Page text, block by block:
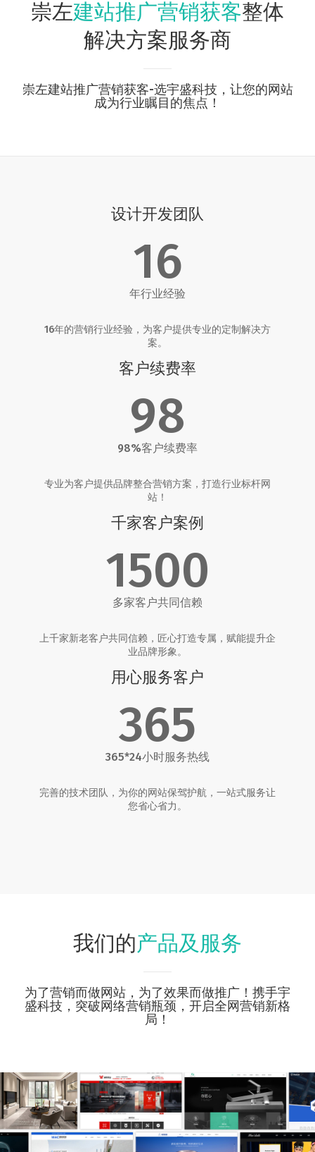
崇左建站推广营销获客整体
解决方案服务商
崇左建站推广营销获客-选宇盛科技，让您的网站
成为行业瞩目的焦点！
设计开发团队
16
年行业经验
16年的营销行业经验，为客户提供专业的定制解决方
案。
客户续费率
98
98%客户续费率
专业为客户提供品牌整合营销方案，打造行业标杆网
站！
千家客户案例
1500
多家客户共同信赖
上千家新老客户共同信赖，匠心打造专属，赋能提升企
业品牌形象。
用心服务客户
365
365*24小时服务热线
完善的技术团队，为你的网站保驾护航，一站式服务让
您省心省力。
我们的产品及服务
为了营销而做网站，为了效果而做推广！携手宇
盛科技，突破网络营销瓶颈，开启全网营销新格
局！